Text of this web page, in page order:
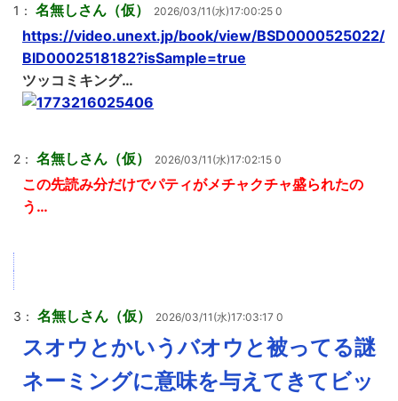
1： 名無しさん（仮） 2026/03/11(水)17:00:25 0
https://video.unext.jp/book/view/BSD0000525022/
BID0002518182?isSample=true
ツッコミキング…
2： 名無しさん（仮） 2026/03/11(水)17:02:15 0
この先読み分だけでパティがメチャクチャ盛られたの
う…
3： 名無しさん（仮） 2026/03/11(水)17:03:17 0
スオウとかいうバオウと被ってる謎
ネーミングに意味を与えてきてビッ